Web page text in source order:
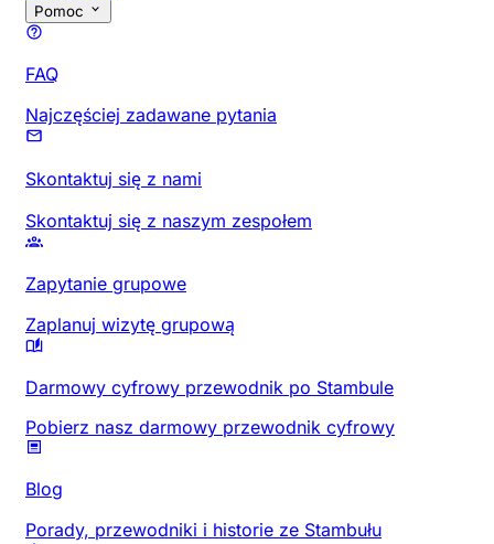
Pomoc
FAQ
Najczęściej zadawane pytania
Skontaktuj się z nami
Skontaktuj się z naszym zespołem
Zapytanie grupowe
Zaplanuj wizytę grupową
Darmowy cyfrowy przewodnik po Stambule
Pobierz nasz darmowy przewodnik cyfrowy
Blog
Porady, przewodniki i historie ze Stambułu